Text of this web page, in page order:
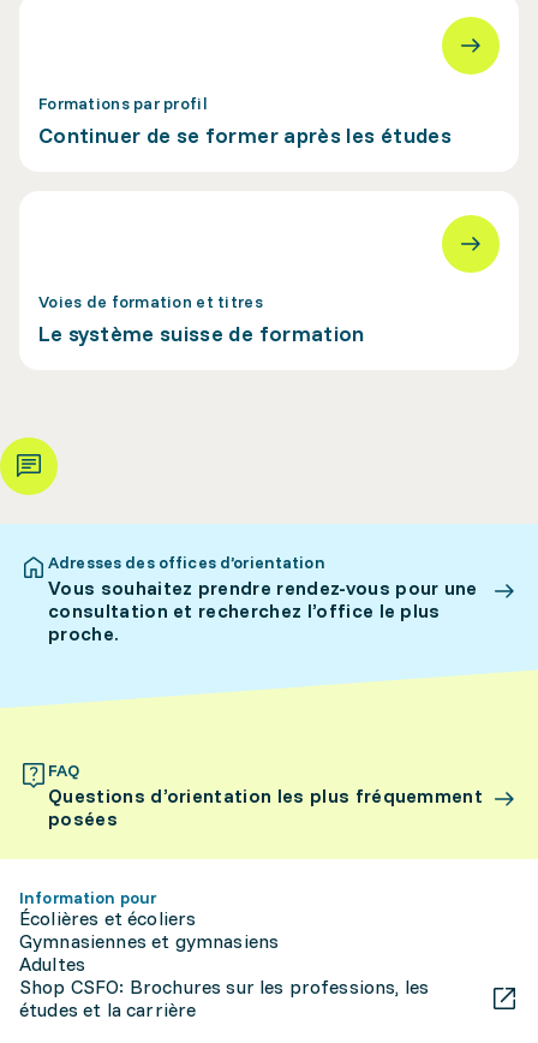
Formations par profil
Continuer de se former après les études
Voies de formation et titres
Le système suisse de formation
Adresses des offices d’orientation
Vous souhaitez prendre rendez-vous pour une
consultation et recherchez l’office le plus
proche.
FAQ
Questions d’orientation les plus fréquemment
posées
Information pour
Écolières et écoliers
Gymnasiennes et gymnasiens
Adultes
Shop CSFO: Brochures sur les professions, les
études et la carrière